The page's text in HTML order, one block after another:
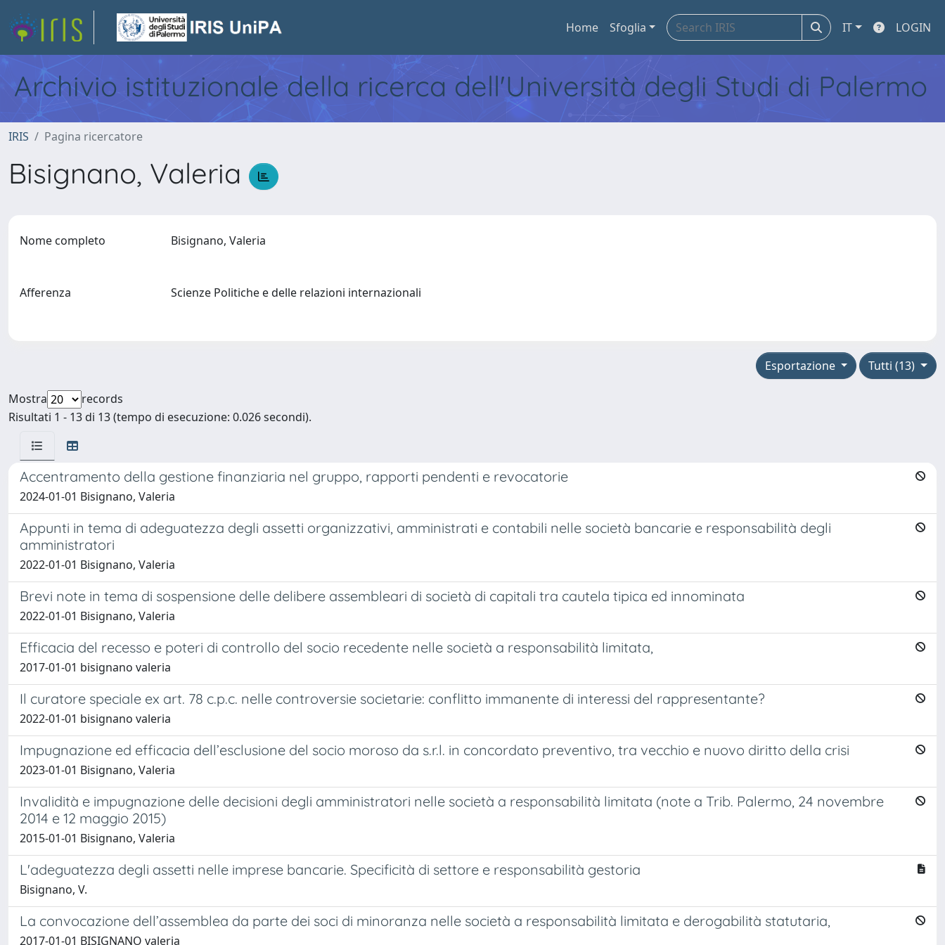
Home Sfoglia IT LOGIN
Archivio istituzionale della ricerca dell'Università degli Studi di Palermo
IRIS Pagina ricercatore
Bisignano, Valeria
Nome completo Bisignano, Valeria
Afferenza Scienze Politiche e delle relazioni internazionali
Tutti (13)
Esportazione
Mostra
records
Risultati 1 - 13 di 13 (tempo di esecuzione: 0.026 secondi).
Accentramento della gestione finanziaria nel gruppo, rapporti pendenti e revocatorie
2024-01-01 Bisignano, Valeria
Appunti in tema di adeguatezza degli assetti organizzativi, amministrati e contabili nelle società bancarie e responsabilità degli
amministratori
2022-01-01 Bisignano, Valeria
Brevi note in tema di sospensione delle delibere assembleari di società di capitali tra cautela tipica ed innominata
2022-01-01 Bisignano, Valeria
Efficacia del recesso e poteri di controllo del socio recedente nelle società a responsabilità limitata,
2017-01-01 bisignano valeria
Il curatore speciale ex art. 78 c.p.c. nelle controversie societarie: conflitto immanente di interessi del rappresentante?
2022-01-01 bisignano valeria
Impugnazione ed efficacia dell’esclusione del socio moroso da s.r.l. in concordato preventivo, tra vecchio e nuovo diritto della crisi
2023-01-01 Bisignano, Valeria
Invalidità e impugnazione delle decisioni degli amministratori nelle società a responsabilità limitata (note a Trib. Palermo, 24 novembre
2014 e 12 maggio 2015)
2015-01-01 Bisignano, Valeria
L'adeguatezza degli assetti nelle imprese bancarie. Specificità di settore e responsabilità gestoria
Bisignano, V.
La convocazione dell’assemblea da parte dei soci di minoranza nelle società a responsabilità limitata e derogabilità statutaria,
2017-01-01 BISIGNANO valeria